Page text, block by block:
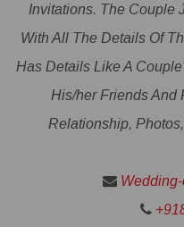
Invitations. The Couple
With All The Details Of
Has Details Like A
His/her Friends And
Relationship,